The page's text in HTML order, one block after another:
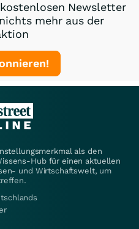
Newsletter
mehr aus der
als den
Hub für einen aktuellen
und Wirtschaftswelt, um